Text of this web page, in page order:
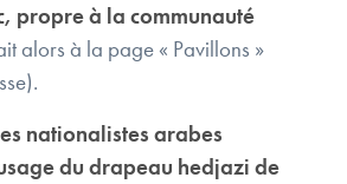
propre à la communauté
alors à la page « Pavillons »
nationalistes arabes
du drapeau hedjazi de